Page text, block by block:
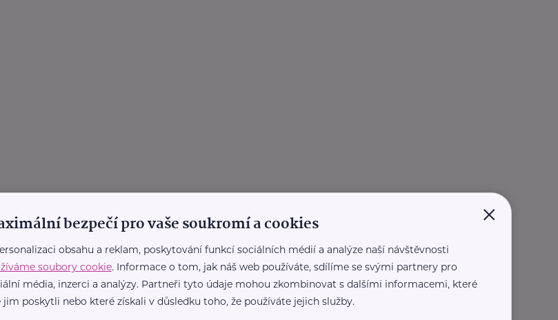
×
bezpečí pro vaše soukromí a cookies
obsahu a reklam, poskytování funkcí sociálních médií a analýze naší návštěvnosti
soubory cookie. Informace o tom, jak náš web používáte, sdílíme se svými partnery pro
média, inzerci a analýzy. Partneři tyto údaje mohou zkombinovat s dalšími informacemi, které
jim poskytli nebo které získali v důsledku toho, že používáte jejich služby.